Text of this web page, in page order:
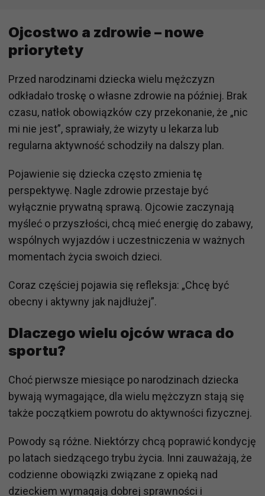
Ojcostwo a zdrowie – nowe
priorytety
Przed narodzinami dziecka wielu mężczyzn
odkładało troskę o własne zdrowie na później. Brak
czasu, natłok obowiązków czy przekonanie, że „nic
mi nie jest”, sprawiały, że wizyty u lekarza lub
regularna aktywność schodziły na dalszy plan.
Pojawienie się dziecka często zmienia tę
perspektywę. Nagle zdrowie przestaje być
wyłącznie prywatną sprawą. Ojcowie zaczynają
myśleć o przyszłości, chcą mieć energię do zabawy,
wspólnych wyjazdów i uczestniczenia w ważnych
momentach życia swoich dzieci.
Coraz częściej pojawia się refleksja: „Chcę być
obecny i aktywny jak najdłużej”.
Dlaczego wielu ojców wraca do
sportu?
Choć pierwsze miesiące po narodzinach dziecka
bywają wymagające, dla wielu mężczyzn stają się
także początkiem powrotu do aktywności fizycznej.
Powody są różne. Niektórzy chcą poprawić kondycję
po latach siedzącego trybu życia. Inni zauważają, że
codzienne obowiązki związane z opieką nad
dzieckiem wymagają dobrej sprawności i